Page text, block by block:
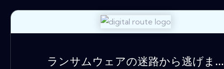
ランサムウェアの迷路から逃げま...